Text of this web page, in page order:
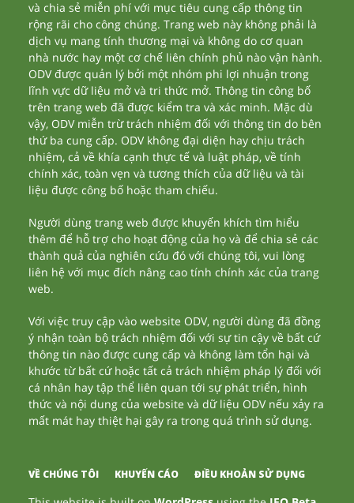
và chia sẻ miễn phí với mục tiêu cung cấp thông tin
rộng rãi cho công chúng. Trang web này không phải là
dịch vụ mang tính thương mại và không do cơ quan
nhà nước hay một cơ chế liên chính phủ nào vận hành.
ODV được quản lý bởi một nhóm phi lợi nhuận trong
lĩnh vực dữ liệu mở và tri thức mở. Thông tin công bố
trên trang web đã được kiểm tra và xác minh. Mặc dù
vậy, ODV miễn trừ trách nhiệm đối với thông tin do bên
thứ ba cung cấp. ODV không đại diện hay chịu trách
nhiệm, cả về khía cạnh thực tế và luật pháp, về tính
chính xác, toàn vẹn và tương thích của dữ liệu và tài
liệu được công bố hoặc tham chiếu.
Người dùng trang web được khuyến khích tìm hiểu
thêm để hỗ trợ cho hoạt động của họ và để chia sẻ các
thành quả của nghiên cứu đó với chúng tôi, vui lòng
liên hệ với mục đích nâng cao tính chính xác của trang
web.
Với việc truy cập vào website ODV, người dùng đã đồng
ý nhận toàn bộ trách nhiệm đối với sự tin cậy về bất cứ
thông tin nào được cung cấp và không làm tổn hại và
khước từ bất cứ hoặc tất cả trách nhiệm pháp lý đối với
cá nhân hay tập thể liên quan tới sự phát triển, hình
thức và nội dung của website và dữ liệu ODV nếu xảy ra
mất mát hay thiệt hại gây ra trong quá trình sử dụng.
VỀ CHÚNG TÔI KHUYẾN CÁO ĐIỀU KHOẢN SỬ DỤNG